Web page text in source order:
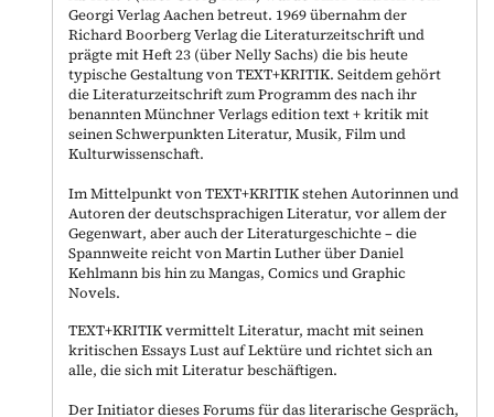
Georgi Verlag Aachen betreut. 1969 übernahm der
Richard Boorberg Verlag die Literaturzeitschrift und
prägte mit Heft 23 (über Nelly Sachs) die bis heute
typische Gestaltung von TEXT+KRITIK. Seitdem gehört
die Literaturzeitschrift zum Programm des nach ihr
benannten Münchner Verlags edition text + kritik mit
seinen Schwerpunkten Literatur, Musik, Film und
Kulturwissenschaft.
Im Mittelpunkt von TEXT+KRITIK stehen Autorinnen und
Autoren der deutschsprachigen Literatur, vor allem der
Gegenwart, aber auch der Literaturgeschichte – die
Spannweite reicht von Martin Luther über Daniel
Kehlmann bis hin zu Mangas, Comics und Graphic
Novels.
TEXT+KRITIK vermittelt Literatur, macht mit seinen
kritischen Essays Lust auf Lektüre und richtet sich an
alle, die sich mit Literatur beschäftigen.
Der Initiator dieses Forums für das literarische Gespräch,